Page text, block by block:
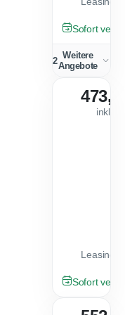
GEBRAUCHT
Sofort
2 Weitere
Angebote
GEBRAUCHT
inkl.
Sofort